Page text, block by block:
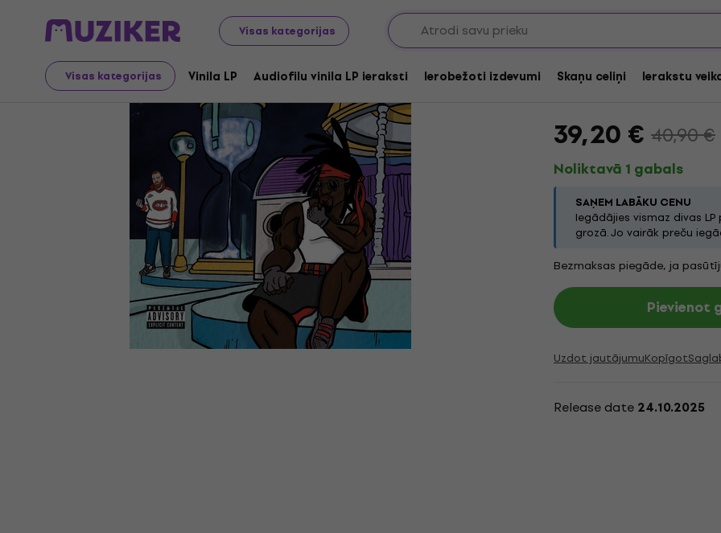
Visas kategorijas
Visas kategorijas Vinila LP Audiofilu vinila LP ieraksti Ierobežoti izdevumi Skaņu celiņi Ierakstu
LP ieraksti un kompaktdiski Vinila LP
ThaGodFahim &
Time Chamber Rap
39,20 € 40,90 €
Noliktavā 1 gabals
SAŅEM LABĀKU CENU
Iegādājies vismaz divas
grozā. Jo vairāk preču
Bezmaksas piegāde, ja
Pievienot
Uzdot jautājumuKopīgot
Release date 24.10.2025